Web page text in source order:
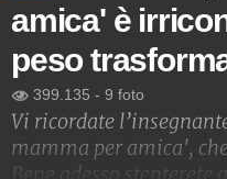
amica' è
peso
399.135 - 9 foto
Vi ricordate
mamma per amica',
Bene adesso stenterete